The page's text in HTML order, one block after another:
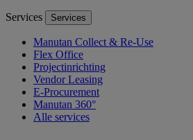
Services Services
Manutan Collect & Re-Use
Flex Office
Projectinrichting
Vendor Leasing
E-Procurement
Manutan 360°
Alle services